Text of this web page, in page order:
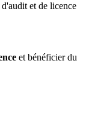
et de licence
et bénéficier du